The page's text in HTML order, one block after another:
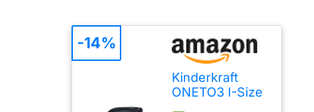
Kinderkraft
ONETO3 I-Size
-14%